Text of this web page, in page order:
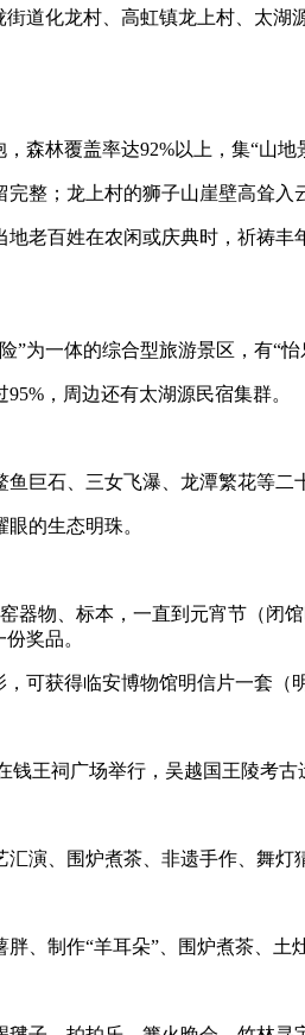
街道化龙村、高虹镇龙上村、太
森林覆盖率达92%以上，集“山地
整；龙上村的狮子山崖壁高耸入
老百姓在农闲或庆典时，祈祷
为一体的综合型旅游景区，有“
，周边还有太湖源民宿集群。
巨石、三女飞瀑、龙潭繁花等二
的生态明珠。
器物、标本，一直到元宵节（闭
奖品。
可获得临安博物馆明信片一套（
王祠广场举行，吴越国王陵考
演、围炉煮茶、非遗手作、舞灯
、制作“羊耳朵”、围炉煮茶、土